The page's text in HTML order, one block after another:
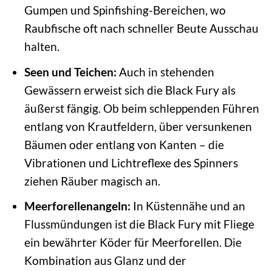
Gumpen und Spinfishing-Bereichen, wo
Raubfische oft nach schneller Beute Ausschau
halten.
Seen und Teichen: Auch in stehenden
Gewässern erweist sich die Black Fury als
äußerst fängig. Ob beim schleppenden Führen
entlang von Krautfeldern, über versunkenen
Bäumen oder entlang von Kanten – die
Vibrationen und Lichtreflexe des Spinners
ziehen Räuber magisch an.
Meerforellenangeln: In Küstennähe und an
Flussmündungen ist die Black Fury mit Fliege
ein bewährter Köder für Meerforellen. Die
Kombination aus Glanz und der